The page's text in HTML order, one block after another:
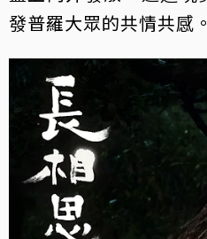
發普羅大眾的共情共感。